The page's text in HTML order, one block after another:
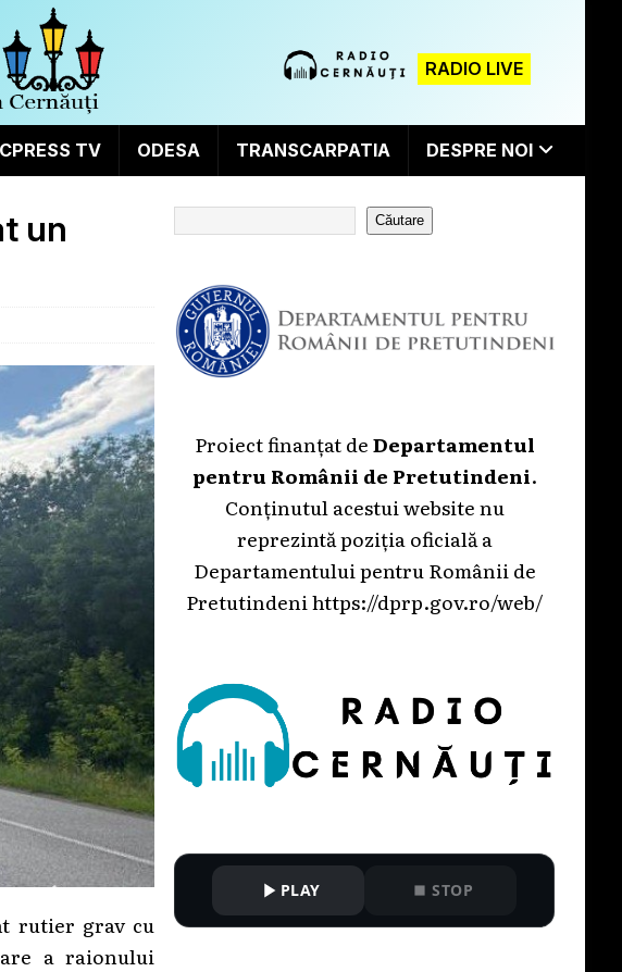
RADIO LIVE
TV ODESA TRANSCARPATIA DESPRE NOI
un
rutier grav cu
a raionului
Căutare
Proiect finanțat deDepartamentul
pentru Românii de Pretutindeni.
Conținutul acestui website nu
reprezintă poziția oficială a
Departamentului pentru Românii de
Pretutindenihttps://dprp.gov.ro/web/
PLAY STOP